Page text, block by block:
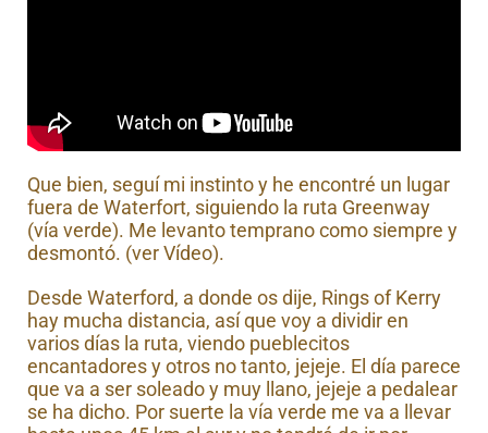
Que bien, seguí mi instinto y he encontré un lugar
fuera de Waterfort, siguiendo la ruta Greenway
(vía verde). Me levanto temprano como siempre y
desmontó. (ver Vídeo).
Desde Waterford, a donde os dije, Rings of Kerry
hay mucha distancia, así que voy a dividir en
varios días la ruta, viendo pueblecitos
encantadores y otros no tanto, jejeje. El día parece
que va a ser soleado y muy llano, jejeje a pedalear
se ha dicho. Por suerte la vía verde me va a llevar